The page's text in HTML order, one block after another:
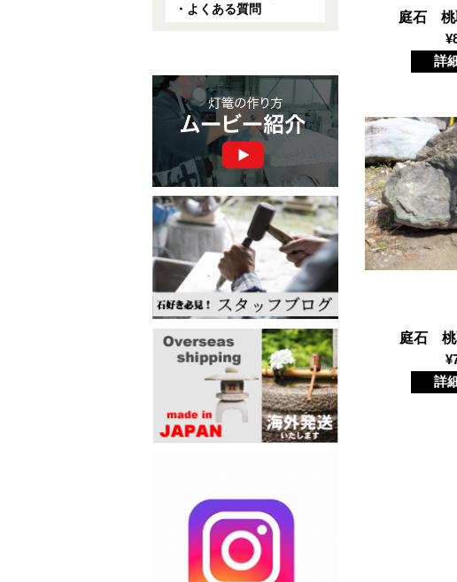
・よくある質問
庭石
詳
庭石
詳